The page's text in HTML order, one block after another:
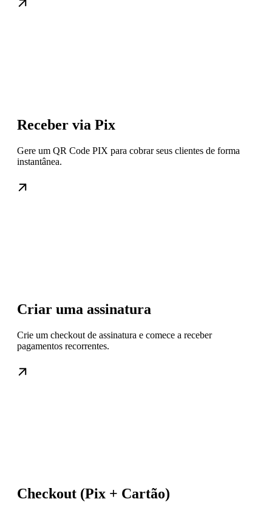
Receber via Pix
Gere um QR Code PIX para cobrar seus clientes de forma
instantânea.
Criar uma assinatura
Crie um checkout de assinatura e comece a receber
pagamentos recorrentes.
Checkout (Pix + Cartão)